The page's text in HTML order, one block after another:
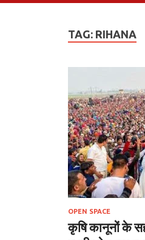
TAG: RIHANA
OPEN SPACE
कृषि कानूनों के